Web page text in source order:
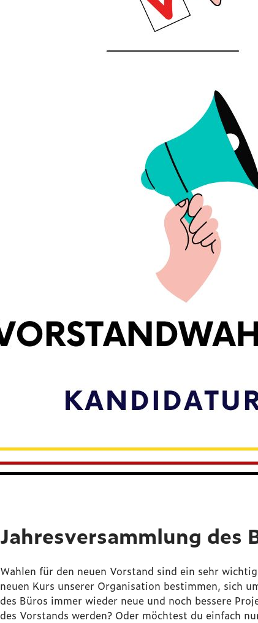
Jahresversammlung des
Wahlen für den neuen Vorstand sind ein sehr
neuen Kurs unserer Organisation bestimmen, sich
des Büros immer wieder neue und noch bessere
des Vorstands werden? Oder möchtest du einfach